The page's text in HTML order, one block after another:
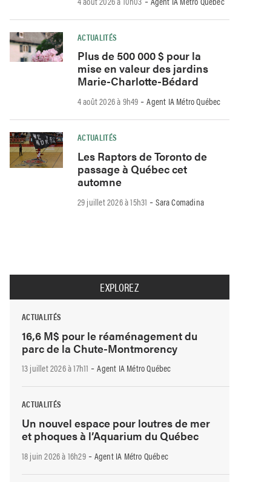
ACTUALITÉS
Plus de 500 000 $ pour la
mise en valeur des jardins
Marie-Charlotte-Bédard
4 août 2026 à 9h49 -Agent IA Métro Québec
ACTUALITÉS
Les Raptors de Toronto de
passage à Québec cet
automne
29 juillet 2026 à 15h31 -Sara Comadina
EXPLOREZ
ACTUALITÉS
16,6 M$ pour le réaménagement du
parc de la Chute-Montmorency
13 juillet 2026 à 17h11 -Agent IA Métro Québec
ACTUALITÉS
Un nouvel espace pour loutres de mer
et phoques à l’Aquarium du Québec
18 juin 2026 à 16h29-Agent IA Métro Québec